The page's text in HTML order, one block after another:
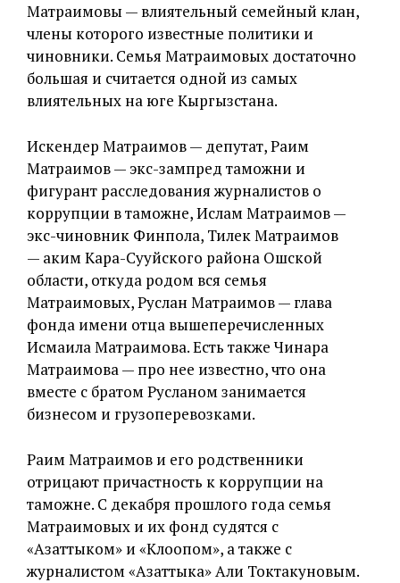
Матраимовы — влиятельный семейный клан,
члены которого известные политики и
чиновники. Семья Матраимовых достаточно
большая и считается одной из самых
влиятельных на юге Кыргызстана.
Искендер Матраимов — депутат, Раим
Матраимов — экс-зампред таможни и
фигурант расследования журналистов о
коррупции в таможне, Ислам Матраимов —
экс-чиновник Финпола, Тилек Матраимов
— аким Кара-Сууйского района Ошской
области, откуда родом вся семья
Матраимовых, Руслан Матраимов — глава
фонда имени отца вышеперечисленных
Исмаила Матраимова. Есть также Чинара
Матраимова — про нее известно, что она
вместе с братом Русланом занимается
бизнесом и грузоперевозками.
Раим Матраимов и его родственники
отрицают причастность к коррупции на
таможне. С декабря прошлого года семья
Матраимовых и их фонд судятся с
«Азаттыком» и «Клоопом», а также с
журналистом «Азаттыка» Али Токтакуновым.